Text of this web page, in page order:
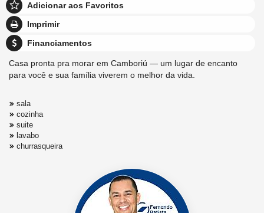
Adicionar aos Favoritos
Imprimir
Financiamentos
Casa pronta pra morar em Camboriú — um lugar de encanto
para você e sua família viverem o melhor da vida.
sala
cozinha
suite
lavabo
churrasqueira